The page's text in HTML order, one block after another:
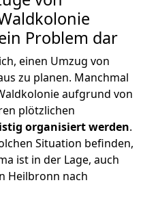
Problem dar
einen Umzug von
zu planen. Manchmal
aufgrund von
plötzlichen
organisiert werden.
Situation befinden,
ist in der Lage, auch
Heilbronn nach